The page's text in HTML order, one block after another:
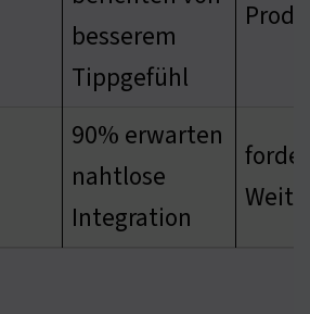
besserem
Tippgefühl
90% erwarten
nahtlose
Integration